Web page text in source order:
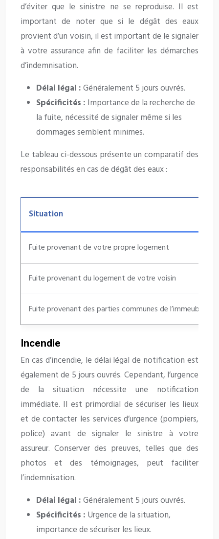
d’éviter que le sinistre ne se reproduise. Il est
important de noter que si le dégât des eaux
provient d’un voisin, il est important de le signaler
à votre assurance afin de faciliter les démarches
d’indemnisation.
Délai légal :Généralement 5 jours ouvrés.
Spécificités : Importance de la recherche de
la fuite, nécessité de signaler même si les
dommages semblent minimes.
Le tableau ci-dessous présente un comparatif des
responsabilités en cas de dégât des eaux :
Situation
Fuite provenant de votre propre logement
Fuite provenant du logement de votre voisin
Fuite provenant des parties communes de l’immeuble
Incendie
En cas d’incendie, le délai légal de notification est
également de 5 jours ouvrés. Cependant, l’urgence
de la situation nécessite une notification
immédiate. Il est primordial de sécuriser les lieux
et de contacter les services d’urgence (pompiers,
police) avant de signaler le sinistre à votre
assureur. Conserver des preuves, telles que des
photos et des témoignages, peut faciliter
l’indemnisation.
Délai légal :Généralement 5 jours ouvrés.
Spécificités : Urgence de la situation,
importance de sécuriser les lieux.